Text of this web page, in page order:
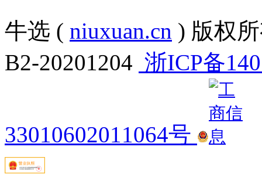
牛选 ( niuxuan.cn ) 版权
B2-20201204 浙ICP备
33010602011064号